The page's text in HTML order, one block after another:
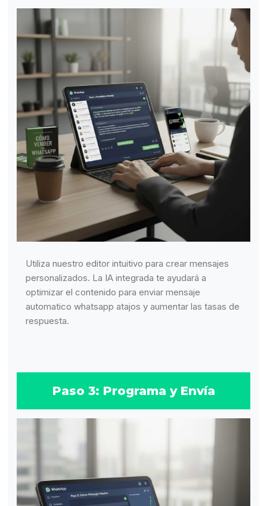
Utiliza nuestro editor intuitivo para crear mensajes
personalizados. La IA integrada te ayudará a
optimizar el contenido para enviar mensaje
automatico whatsapp atajos y aumentar las tasas de
respuesta.
Paso 3: Programa y Envía